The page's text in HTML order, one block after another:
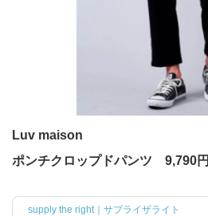
Luv maison
ポンチクロップドパンツ 9,790円
supply the right｜サプライザライト